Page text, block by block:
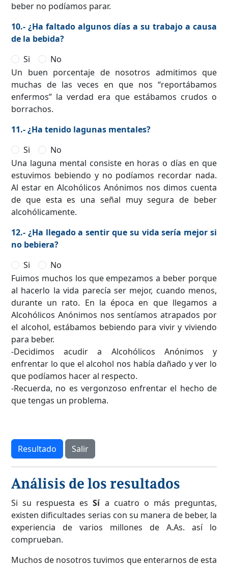
beber no podíamos parar.
10.- ¿Ha faltado algunos días a su trabajo a causa
de la bebida?
Si
No
Un buen porcentaje de nosotros admitimos que
muchas de las veces en que nos “reportábamos
enfermos” la verdad era que estábamos crudos o
borrachos.
11.- ¿Ha tenido lagunas mentales?
Si
No
Una laguna mental consiste en horas o días en que
estuvimos bebiendo y no podíamos recordar nada.
Al estar en Alcohólicos Anónimos nos dimos cuenta
de que esta es una señal muy segura de beber
alcohólicamente.
12.- ¿Ha llegado a sentir que su vida sería mejor si
no bebiera?
Si
No
Fuimos muchos los que empezamos a beber porque
al hacerlo la vida parecía ser mejor, cuando menos,
durante un rato. En la época en que llegamos a
Alcohólicos Anónimos nos sentíamos atrapados por
el alcohol, estábamos bebiendo para vivir y viviendo
para beber.
-Decidimos acudir a Alcohólicos Anónimos y
enfrentar lo que el alcohol nos había dañado y ver lo
que podíamos hacer al respecto.
-Recuerda, no es vergonzoso enfrentar el hecho de
que tengas un problema.
Resultado Salir
Análisis de los resultados
Si su respuesta esSía cuatro o más preguntas,
existen dificultades serias con su manera de beber, la
experiencia de varios millones de A.As. así lo
comprueban.
Muchos de nosotros tuvimos que enterarnos de esta